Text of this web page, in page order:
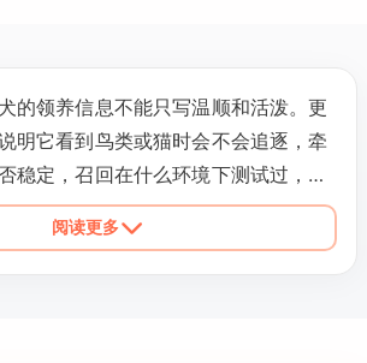
的领养信息不能只写温顺和活泼。更
明它看到鸟类或猫时会不会追逐，牵
稳定，召回在什么环境下测试过，以
在家。若它过去生活在犬舍、院子或
中，还应写清对电梯、楼梯、车辆和室
阅读更多